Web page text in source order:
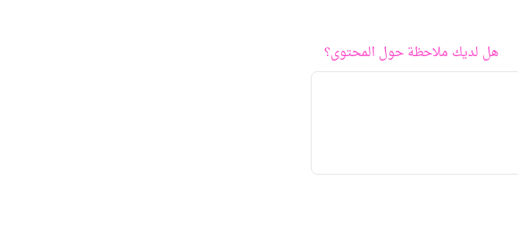
هل لديك ملاحظة حول المحتوى؟